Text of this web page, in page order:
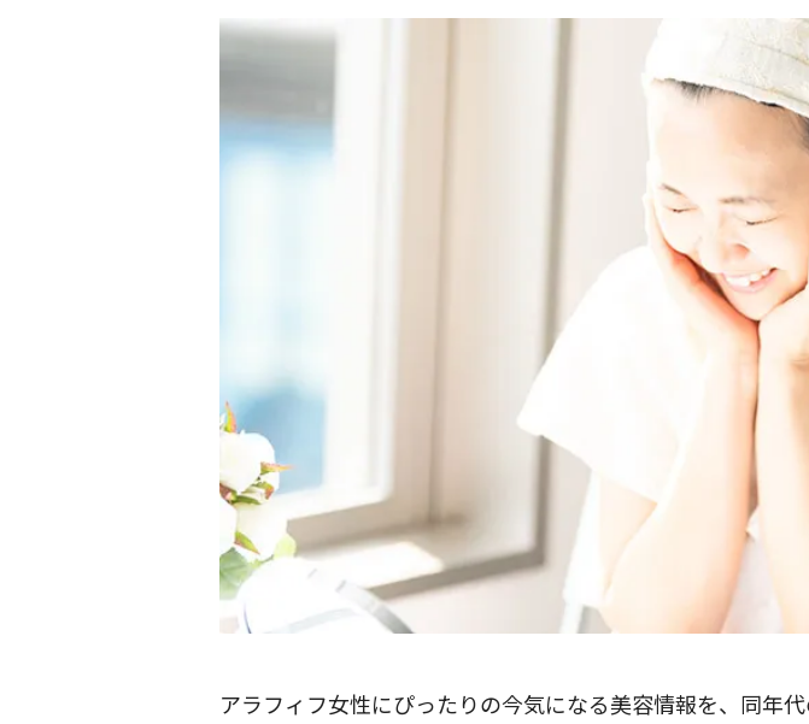
アラフィフ女性にぴったりの今気になる美容情報を、同年